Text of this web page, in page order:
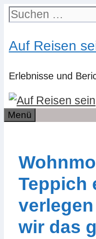
Zum
Inhalt
springen
Suchen
Auf Reisen
Erlebnisse und
Menü
Teppich
wir das